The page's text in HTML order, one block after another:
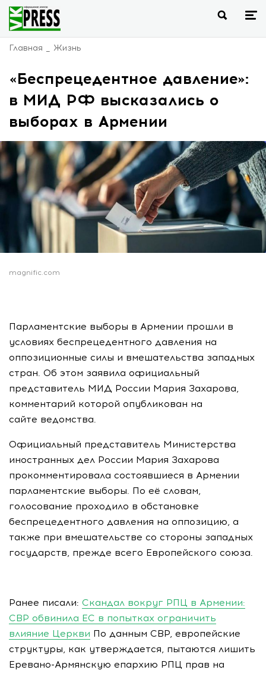
Главная Жизнь
«Беспрецедентное давление»:
в МИД РФ высказались о
выборах в Армении
magnific.com
Парламентские выборы в Армении прошли в
условиях беспрецедентного давления на
оппозиционные силы и вмешательства западных
стран. Об этом заявила официальный
представитель МИД России Мария Захарова,
комментарий которой опубликован на
сайте ведомства.
Официальный представитель Министерства
иностранных дел России Мария Захарова
прокомментировала состоявшиеся в Армении
парламентские выборы. По её словам,
голосование проходило в обстановке
беспрецедентного давления на оппозицию, а
также при вмешательстве со стороны западных
государств, прежде всего Европейского союза.
Ранее писали: Скандал вокруг РПЦ в Армении:
СВР обвинила ЕС в попытках ограничить
влияние Церкви По данным СВР, европейские
структуры, как утверждается, пытаются лишить
Еревано-Армянскую епархию РПЦ прав на